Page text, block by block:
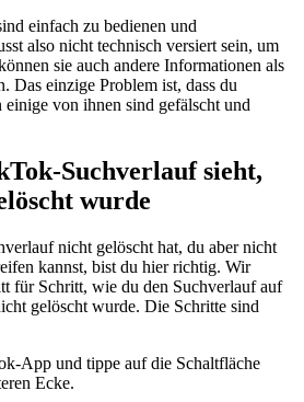
einfach zu bedienen und
also nicht technisch versiert sein, um
sie auch andere Informationen als
Das einzige Problem ist, dass du
einige von ihnen sind gefälscht und
Suchverlauf sieht,
wurde
nicht gelöscht hat, du aber nicht
kannst, bist du hier richtig. Wir
für Schritt, wie du den Suchverlauf auf
gelöscht wurde. Die Schritte sind
App und tippe auf die Schaltfläche
Ecke.